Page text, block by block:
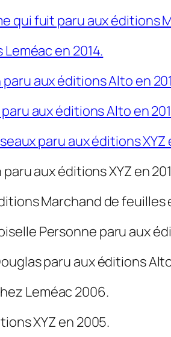
qui fuit paru aux éditions
en 2014.
paru aux éditions Alto en
paru aux éditions Alto en
paru aux éditions XYZ
paru aux éditions XYZ en
Marchand de feuilles
Personneparu aux
paru aux éditions
Leméac 2006.
XYZ en 2005.